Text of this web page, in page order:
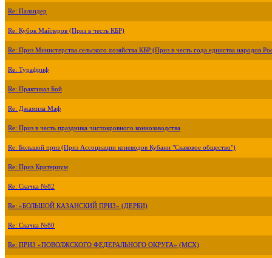
Re: Паландер
Re: Кубок Майлеров (Приз в честь КБР)
Re: Приз Министерства сельского хозяйства КБР (Приз в честь года единства народов
Re: Турафриф
Re: Практикал Бой
Re: Джамила Маф
Re: Приз в честь праздника чистокровного коннозаводства
Re: Большой приз (Приз Ассоциации коневодов Кубани "Скаковое общество")
Re: Приз Критериум
Re: Скачка №82
Re: «БОЛЬШОЙ КАЗАНСКИЙ ПРИЗ» (ДЕРБИ)
Re: Скачка №80
Re: ПРИЗ «ПОВОЛЖСКОГО ФЕДЕРАЛЬНОГО ОКРУГА» (МСХ)